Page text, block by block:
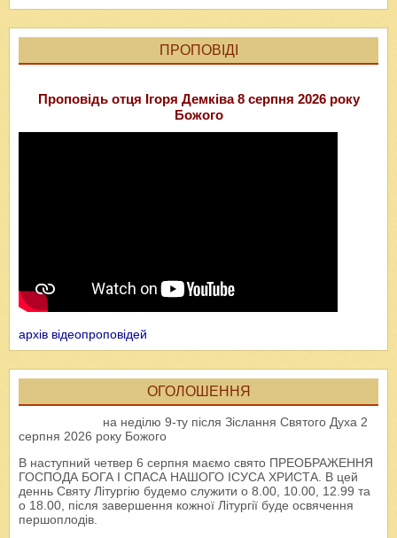
ПРОПОВІДІ
Проповідь отця Ігоря Демківа 8 серпня 2026 року
Божого
архів відеопроповідей
ОГОЛОШЕННЯ
на неділю 9-ту після Зіслання Святого Духа 2
серпня 2026 року Божого
В наступний четвер 6 серпня маємо свято ПРЕОБРАЖЕННЯ
ГОСПОДА БОГА І СПАСА НАШОГО ІСУСА ХРИСТА. В цей
деннь Святу Літургію будемо служити о 8.00, 10.00, 12.99 та
о 18.00, після завершення кожної Літургії буде освячення
першоплодів.